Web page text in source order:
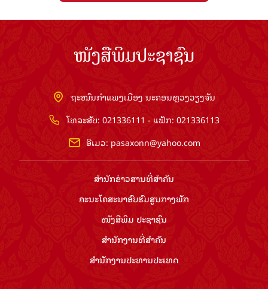
ໜັງສືພິມປະຊາຊົນ
ຖະໜົນກຳແພງເມືອງ ນະຄອນຫຼວງວຽງຈັນ
ໂທລະສັບ: 021336111 - ແຟັກ: 021336113
ອີເມວ: pasaxonn@yahoo.com
ສຳ​ນັກ​ຂ່າວ​ສານ​ທີ່​ສຳ​ຄັນ​
ຄະນະໂຄສະນາອົບຮົມ​ສູນ​ກາງ​ພັກ
ໜັງສືພິມ ປະ​ຊາ​ຊົນ
ສຳ​ນັກ​ງານ​ທີ່​ສຳ​ຄັນ
ສຳ​ນັກ​ງານ​ປະ​ທານ​ປະ​ເທດ